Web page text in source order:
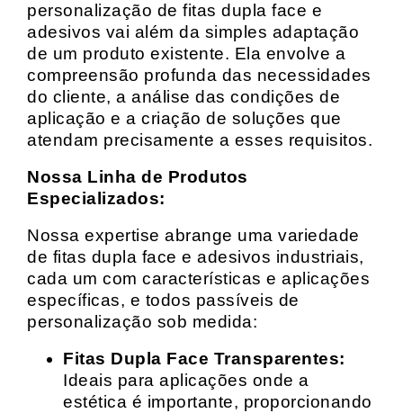
personalização de fitas dupla face e
adesivos vai além da simples adaptação
de um produto existente. Ela envolve a
compreensão profunda das necessidades
do cliente, a análise das condições de
aplicação e a criação de soluções que
atendam precisamente a esses requisitos.
Nossa Linha de Produtos
Especializados:
Nossa expertise abrange uma variedade
de fitas dupla face e adesivos industriais,
cada um com características e aplicações
específicas, e todos passíveis de
personalização sob medida:
Fitas Dupla Face Transparentes:
Ideais para aplicações onde a
estética é importante, proporcionando